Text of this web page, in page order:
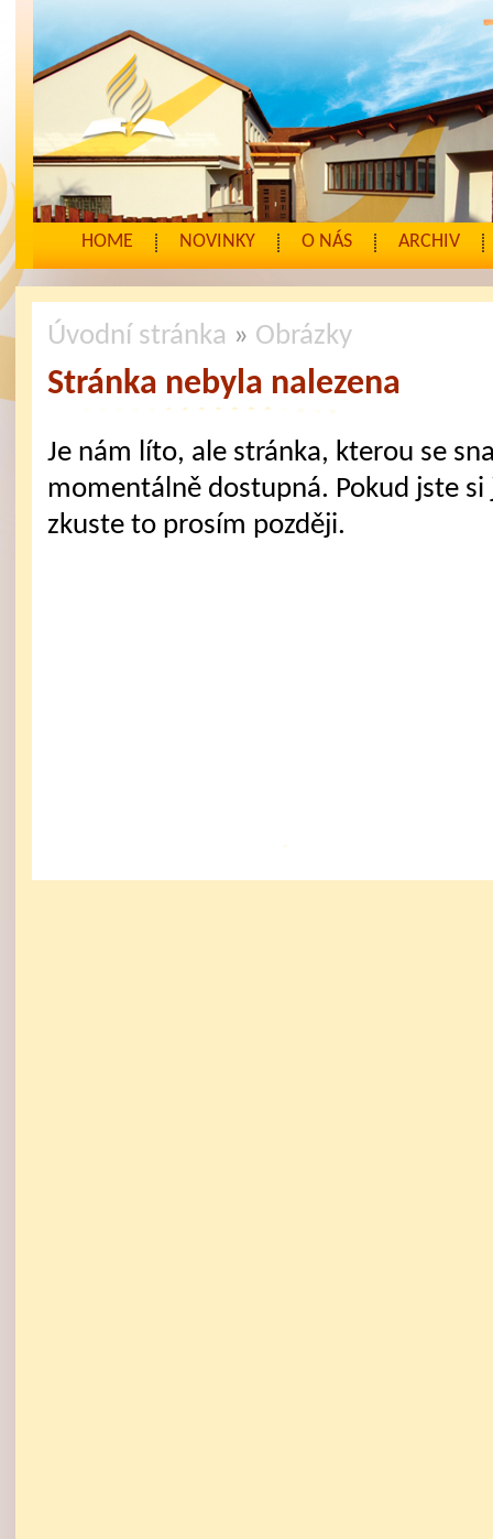
HOME NOVINKY O NÁS ARCHIV
Úvodní stránka » Obrázky
Stránka nebyla nalezena
Je nám líto, ale stránka, kterou se
momentálně dostupná. Pokud jste
zkuste to prosím později.